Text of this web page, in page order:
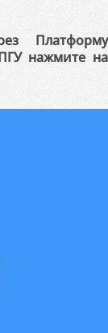
Платформу
нажмите на